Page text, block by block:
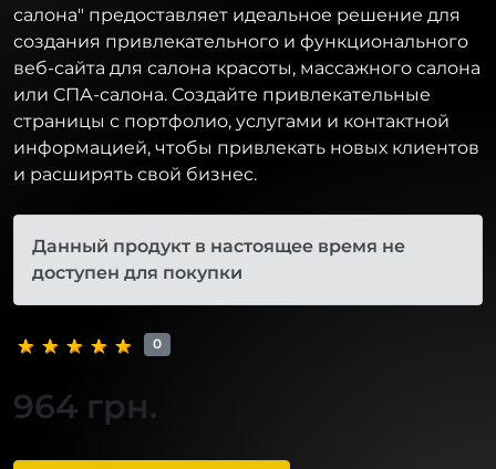
салона" предоставляет идеальное решение для
создания привлекательного и функционального
веб-сайта для салона красоты, массажного салона
или СПА-салона. Создайте привлекательные
страницы с портфолио, услугами и контактной
информацией, чтобы привлекать новых клиентов
и расширять свой бизнес.
Данный продукт в настоящее время не
доступен для покупки
0
964 грн.